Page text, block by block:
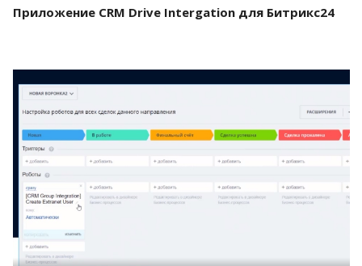
Приложение CRM Drive Intergation для Битрикс24
Смотреть проект